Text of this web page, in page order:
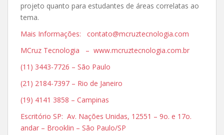
projeto quanto para estudantes de áreas correlatas ao
tema.
Mais Informações: contato@mcruztecnologia.com
MCruz Tecnologia – www.mcruztecnologia.com.br
(11) 3443-7726 – São Paulo
(21) 2184-7397 – Rio de Janeiro
(19) 4141 3858 – Campinas
Escritório SP: Av. Nações Unidas, 12551 – 9o. e 17o.
andar – Brooklin – São Paulo/SP